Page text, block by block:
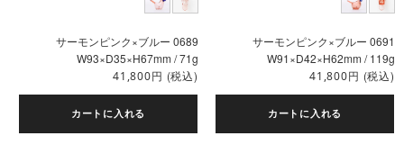
サーモンピンク×ブルー 0689
W93×D35×H67mm / 71g
41,800円 (税込)
カートに入れる
サーモンピンク×ブルー 0691
W91×D42×H62mm / 119g
41,800円 (税込)
カートに入れる